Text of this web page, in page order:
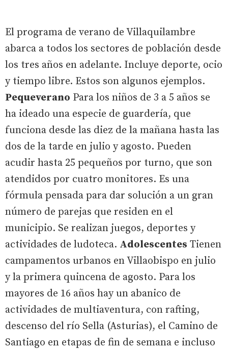
El programa de verano de Villaquilambre
abarca a todos los sectores de población desde
los tres años en adelante. Incluye deporte, ocio
y tiempo libre. Estos son algunos ejemplos.
Pequeverano Para los niños de 3 a 5 años se
ha ideado una especie de guardería, que
funciona desde las diez de la mañana hasta las
dos de la tarde en julio y agosto. Pueden
acudir hasta 25 pequeños por turno, que son
atendidos por cuatro monitores. Es una
fórmula pensada para dar solución a un gran
número de parejas que residen en el
municipio. Se realizan juegos, deportes y
actividades de ludoteca. Adolescentes Tienen
campamentos urbanos en Villaobispo en julio
y la primera quincena de agosto. Para los
mayores de 16 años hay un abanico de
actividades de multiaventura, con rafting,
descenso del río Sella (Asturias), el Camino de
Santiago en etapas de fin de semana e incluso